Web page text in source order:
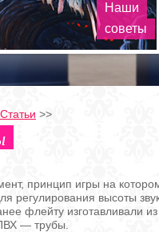
Наши
советы
Статьи >>
принцип игры на
регулирования высоты
флейту изготавливали
— трубы.